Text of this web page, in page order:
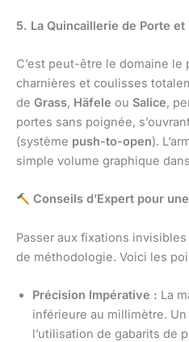
5. La Quincaillerie de Porte
C’est peut-être le domaine le
charnières et coulisses
de Grass, Häfele ou Salice,
portes sans poignée,
(système push-to-open).
simple volume graphique
Conseils d’Expert pour
Passer aux fixations
de méthodologie. Voici les
Précision Impérative : La
inférieure au millimètre.
l’utilisation de gabarits de